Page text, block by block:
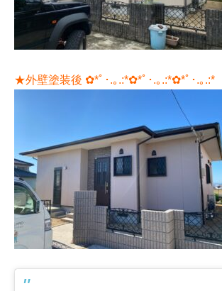
★外壁塗装後 ✿*ﾟ･.｡.:*✿*ﾟ･.｡.:*✿*ﾟ･.｡.:*